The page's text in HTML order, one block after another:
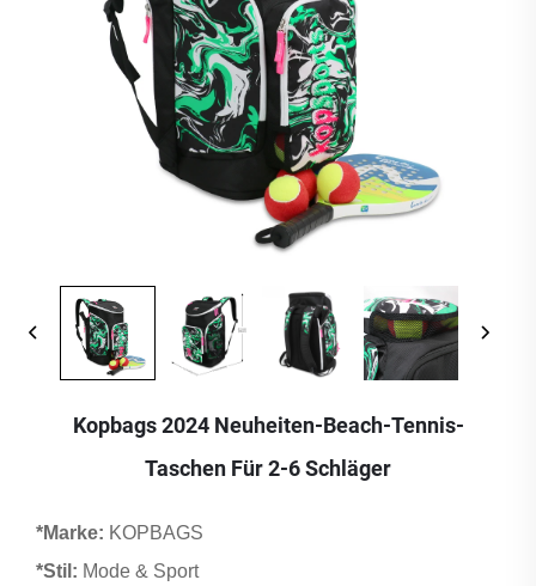
Kopbags 2024 Neuheiten-Beach-Tennis-
Taschen Für 2-6 Schläger
*Marke: KOPBAGS
*Stil: Mode & Sport